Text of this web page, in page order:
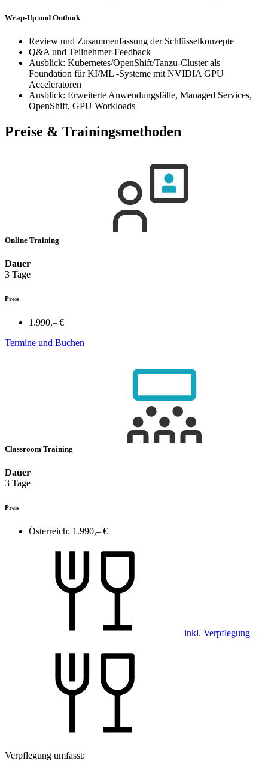
Wrap-Up und Outlook
Review und Zusammenfassung der Schlüsselkonzepte
Q&A und Teilnehmer-Feedback
Ausblick: Kubernetes/OpenShift/Tanzu-Cluster als
Foundation für KI/ML -Systeme mit NVIDIA GPU
Acceleratoren
Ausblick: Erweiterte Anwendungsfälle, Managed Services,
OpenShift, GPU Workloads
Preise & Trainingsmethoden
Online Training
Dauer
3 Tage
Preis
1.990,– €
Termine und Buchen
Classroom Training
Dauer
3 Tage
Preis
Österreich: 1.990,– €
inkl. Verpflegung
Verpflegung umfasst: